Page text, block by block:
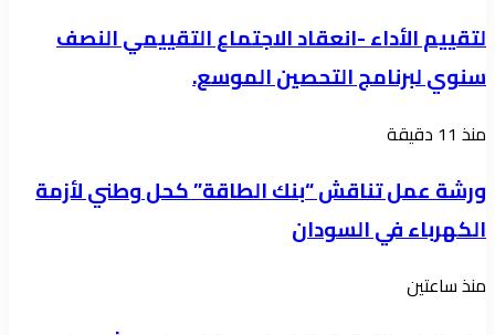
-انعقاد
الاجتماع
النصف
سنوي
لبرنامج
التحصين
الموسع.
لتقييم الأداء -انعقاد الاجتماع التقييمي النصف
سنوي لبرنامج التحصين الموسع.
ورشة
تناقش
“بنك
كحل
منذ 11 دقيقة
ورشة عمل تناقش “بنك الطاقة” كحل وطني لأزمة
الكهرباء في السودان
وزير
منذ ساعتين